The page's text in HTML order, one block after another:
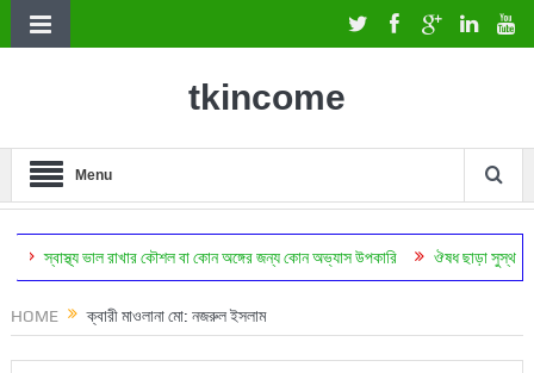
tkincome
Menu
ভাল রাখার কৌশল বা কোন অঙ্গের জন্য কোন অভ্যাস উপকারি ঔষধ ছাড়া সুস্থ থাকা
HOME ক্বারী মাওলানা মো: নজরুল ইসলাম